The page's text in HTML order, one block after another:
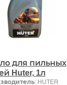
для пильных
Huter, 1л
: HUTER